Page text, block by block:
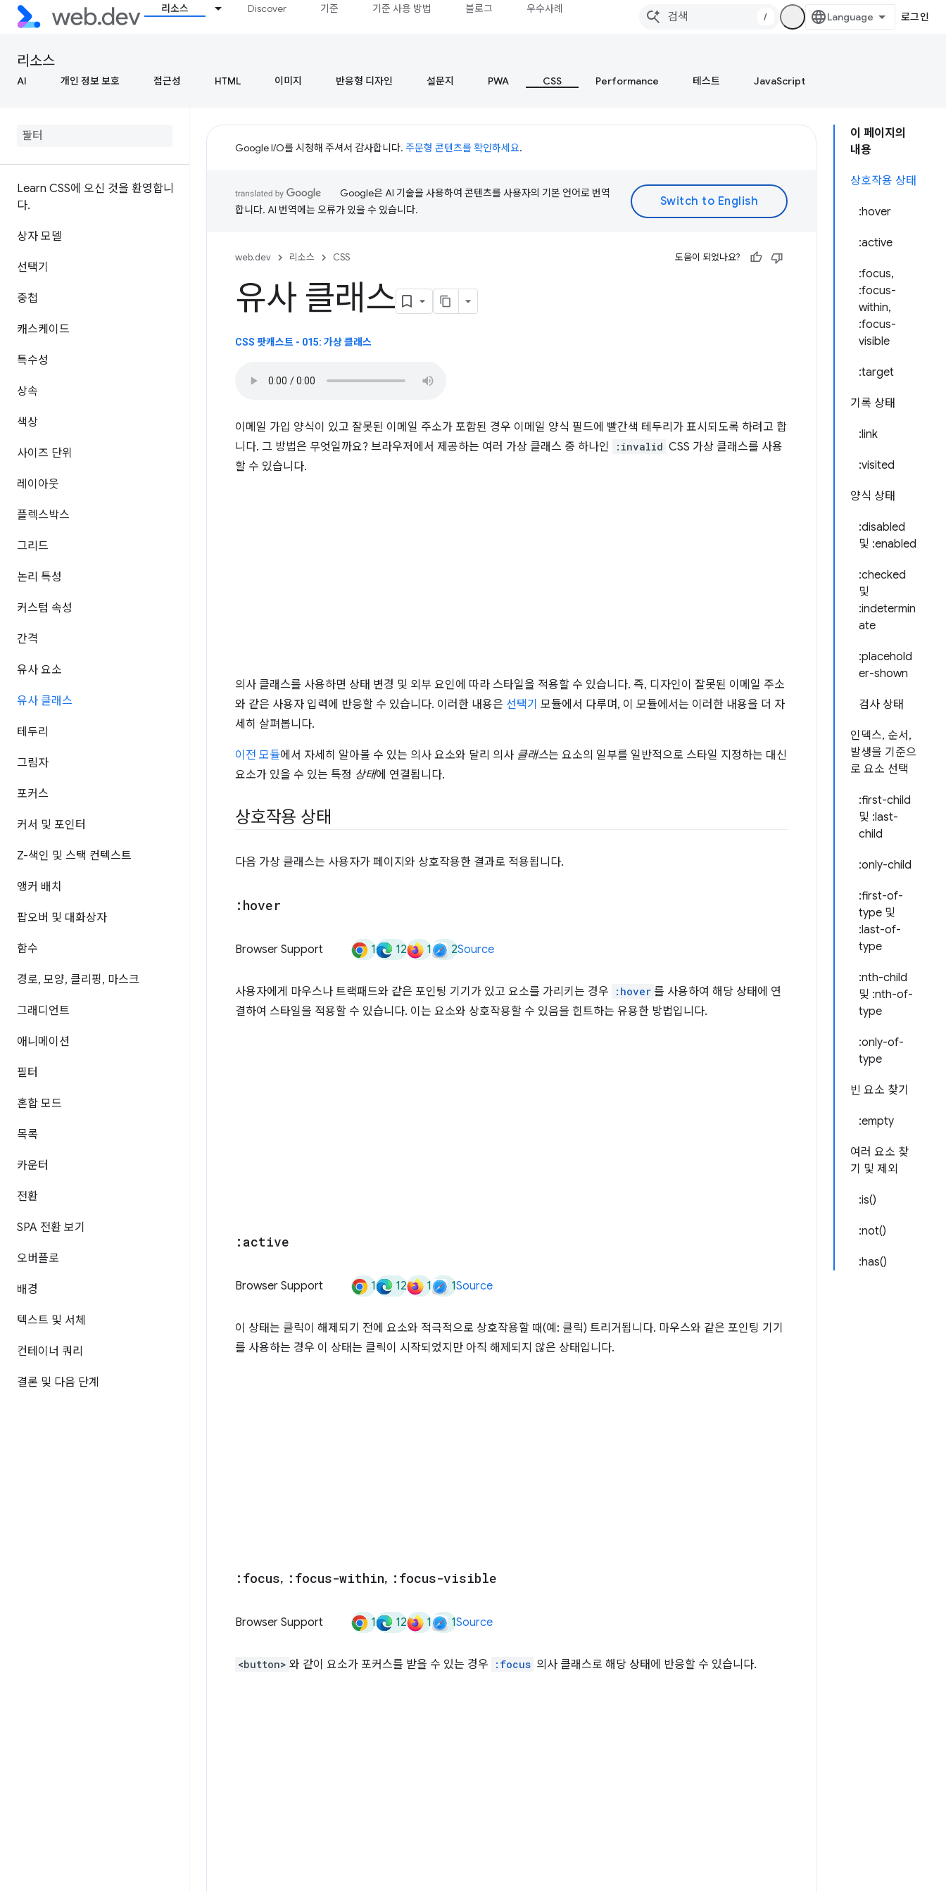
리소스 Discover 기준 기준 사용 방법 블로그 우수사례
/ 로그인
리소스
AI 개인 정보 보호 접근성 HTML 이미지 반응형 디자인 설문지 PWA CSS Performance 테스트 JavaScript
Learn CSS에 오신 것을 환영합니
다.
상자 모델
선택기
중첩
캐스케이드
특수성
상속
색상
사이즈 단위
레이아웃
플렉스박스
그리드
논리 특성
커스텀 속성
간격
유사 요소
유사 클래스
테두리
그림자
포커스
커서 및 포인터
Z-색인 및 스택 컨텍스트
앵커 배치
팝오버 및 대화상자
함수
경로, 모양, 클리핑, 마스크
그래디언트
애니메이션
필터
혼합 모드
목록
카운터
전환
SPA 전환 보기
오버플로
배경
텍스트 및 서체
컨테이너 쿼리
결론 및 다음 단계
이 페이지의
내용
상호작용 상태
:hover
:active
:focus,
:focus-
within,
:focus-
visible
:target
기록 상태
:link
:visited
양식 상태
:disabled
및 :enabled
:checked
및
:indetermin
ate
:placehold
er-shown
검사 상태
인덱스, 순서,
발생을 기준으
로 요소 선택
:first-child
및 :last-
child
:only-child
:first-of-
type 및
:last-of-
type
:nth-child
및 :nth-of-
type
:only-of-
type
빈 요소 찾기
:empty
여러 요소 찾
기 및 제외
:is()
:not()
:has()
Google I/O를 시청해 주셔서 감사합니다. 주문형 콘텐츠를 확인하세요.
Google은 AI 기술을 사용하여 콘텐츠를 사용자의 기본 언어로 번역
합니다. AI 번역에는 오류가 있을 수 있습니다.
web.dev 리소스 CSS 도움이 되었나요?
유사 클래스
CSS 팟캐스트 - 015: 가상 클래스
이메일 가입 양식이 있고 잘못된 이메일 주소가 포함된 경우 이메일 양식 필드에 빨간색 테두리가 표시되도록 하려고 합
니다. 그 방법은 무엇일까요? 브라우저에서 제공하는 여러 가상 클래스 중 하나인
:invalid CSS 가상 클래스를 사용
할 수 있습니다.
의사 클래스를 사용하면 상태 변경 및 외부 요인에 따라 스타일을 적용할 수 있습니다. 즉, 디자인이 잘못된 이메일 주소
와 같은 사용자 입력에 반응할 수 있습니다. 이러한 내용은 선택기 모듈에서 다루며, 이 모듈에서는 이러한 내용을 더 자
세히 살펴봅니다.
이전 모듈에서 자세히 알아볼 수 있는 의사 요소와 달리 의사 클래스는 요소의 일부를 일반적으로 스타일 지정하는 대신
요소가 있을 수 있는 특정 상태에 연결됩니다.
상호작용 상태
다음 가상 클래스는 사용자가 페이지와 상호작용한 결과로 적용됩니다.
:hover
Browser Support 1 12 1 2Source
사용자에게 마우스나 트랙패드와 같은 포인팅 기기가 있고 요소를 가리키는 경우 :hover 를 사용하여 해당 상태에 연
결하여 스타일을 적용할 수 있습니다. 이는 요소와 상호작용할 수 있음을 힌트하는 유용한 방법입니다.
:active
Browser Support 1 12 1 1Source
이 상태는 클릭이 해제되기 전에 요소와 적극적으로 상호작용할 때(예: 클릭) 트리거됩니다. 마우스와 같은 포인팅 기기
를 사용하는 경우 이 상태는 클릭이 시작되었지만 아직 해제되지 않은 상태입니다.
:focus, :focus-within, :focus-visible
Browser Support 1 12 1 1Source
<button> 와 같이 요소가 포커스를 받을 수 있는 경우 :focus 의사 클래스로 해당 상태에 반응할 수 있습니다.